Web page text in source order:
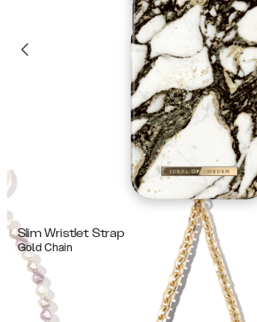
Slim Wristlet Strap
Gold Chain